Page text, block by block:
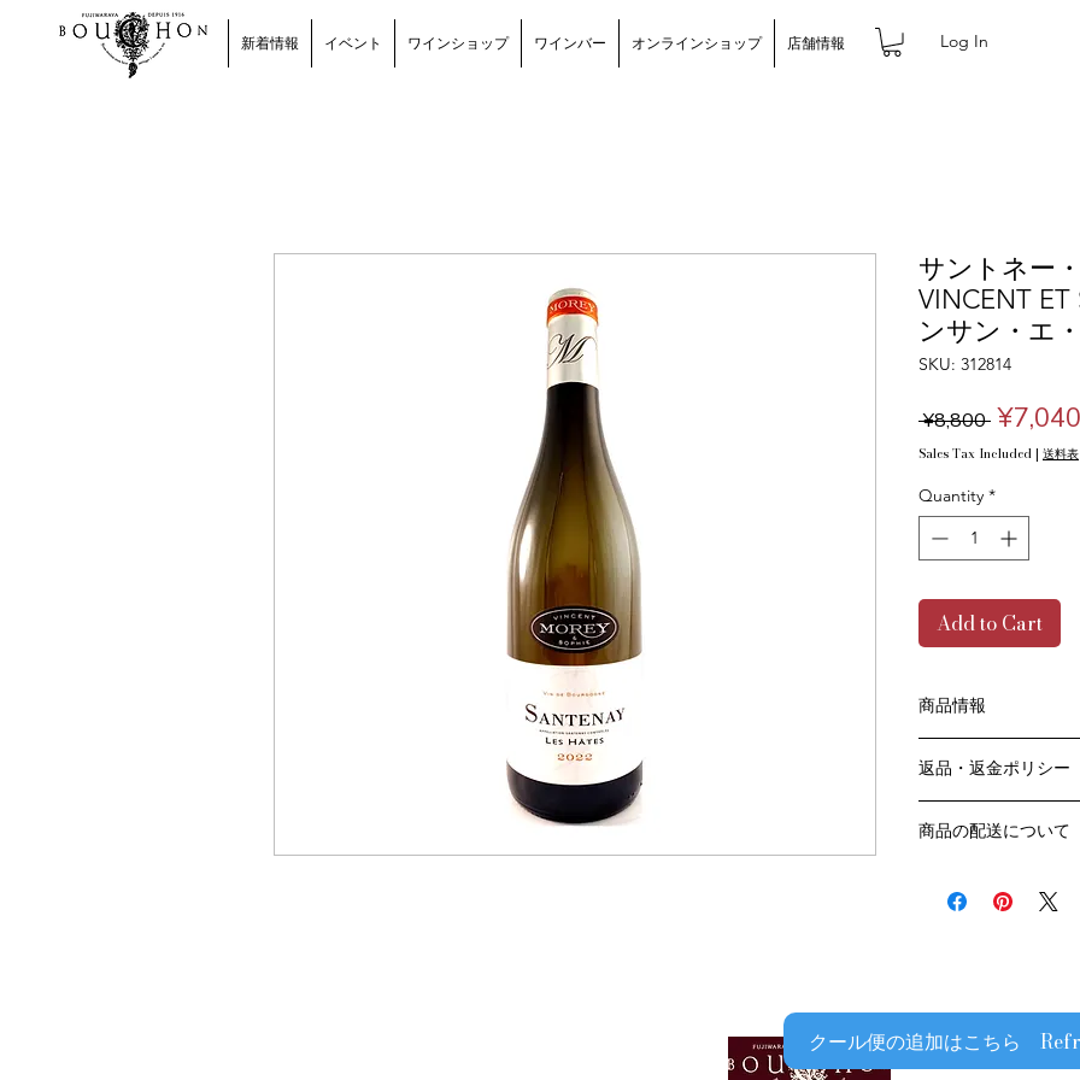
新着情報 イベント ワインショップ ワインバー オンラインショップ 店舗情報 Log In
サントネー
VINCENT ET
ンサン・エ
SKU: 312814
¥8,800 Regular
Price
¥7,040
Sales Tax Included | 送料表
Quantity *
Add to Cart
商品情報
原産国：フランス、
生産者：ヴァンサン
アルコール度数：13％
輸入元：㈱ラック・
返品・返金ポリシー
販売業者および配送
ご利用ガイドペー
だき
商品の配送について
商品の送料・配送方
ます
￥20,000ごとに1個
クール便の追加はこちら